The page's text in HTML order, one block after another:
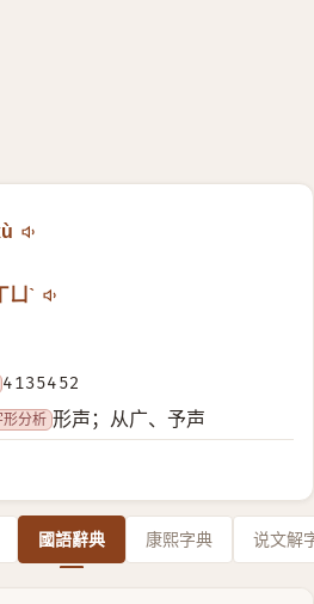
ㄩˋ
4135452
形分析 形声；从广、予声
國語辭典 康熙字典 说文解